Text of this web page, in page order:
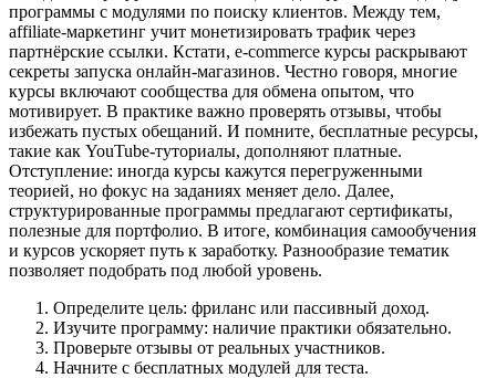
программы с модулями по поиску клиентов. Между тем,
affiliate-маркетинг учит монетизировать трафик через
партнёрские ссылки. Кстати, e-commerce курсы раскрывают
секреты запуска онлайн-магазинов. Честно говоря, многие
курсы включают сообщества для обмена опытом, что
мотивирует. В практике важно проверять отзывы, чтобы
избежать пустых обещаний. И помните, бесплатные ресурсы,
такие как YouTube-туториалы, дополняют платные.
Отступление: иногда курсы кажутся перегруженными
теорией, но фокус на заданиях меняет дело. Далее,
структурированные программы предлагают сертификаты,
полезные для портфолио. В итоге, комбинация самообучения
и курсов ускоряет путь к заработку. Разнообразие тематик
позволяет подобрать под любой уровень.
Определите цель: фриланс или пассивный доход.
Изучите программу: наличие практики обязательно.
Проверьте отзывы от реальных участников.
Начните с бесплатных модулей для теста.